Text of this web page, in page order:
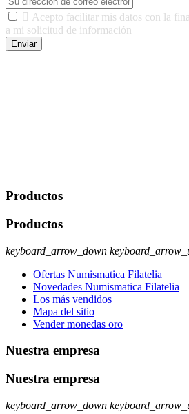
 Acepto facilitar mis datos con la
a mi solicitud de información
Enviar
Productos
Productos
keyboard_arrow_down
Ofertas Numismatica Filatelia
Novedades Numismatica Filatelia
Los más vendidos
Mapa del sitio
Vender monedas oro
Nuestra empresa
Nuestra empresa
keyboard_arrow_down